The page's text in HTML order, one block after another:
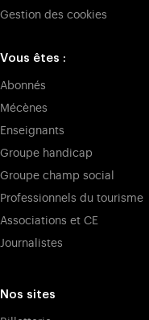
Gestion des cookies
Vous êtes :
Abonnés
Mécènes
Enseignants
Groupe handicap
Groupe champ social
Professionnels du tourisme
Associations et CE
Journalistes
Nos sites